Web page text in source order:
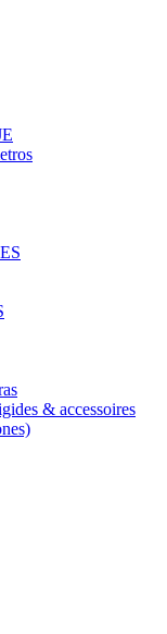
& accessoires